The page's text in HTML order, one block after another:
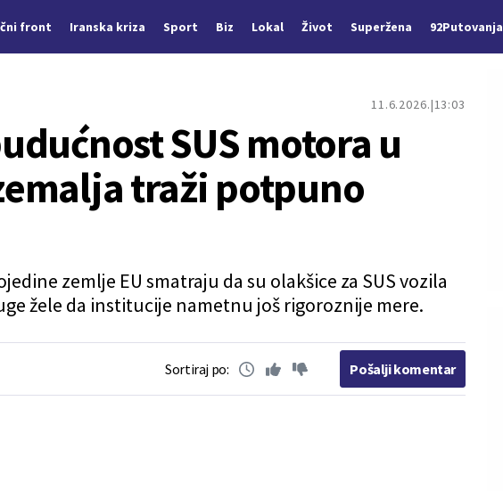
front Iranska kriza Sport Biz Lokal Život Superžena 92Putovanja
11.6.2026. 13:03
SUS motora u
traži potpuno
zemlje EU smatraju da su olakšice za SUS vozila
žele da institucije nametnu još rigoroznije mere.
Sortiraj po: Pošalji komentar